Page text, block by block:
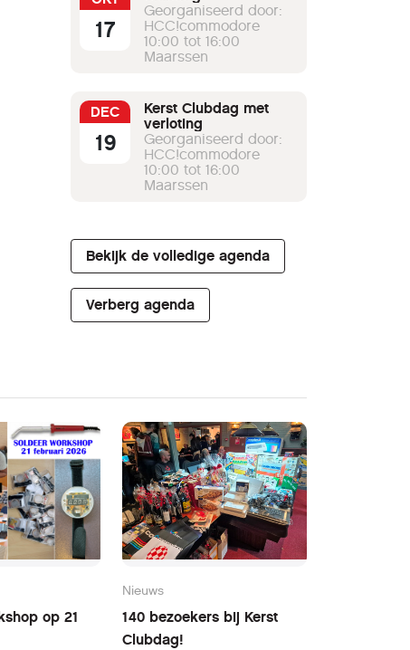
17
Georganiseerd door:
HCC!commodore
10:00 tot 16:00
Maarssen
DEC
19
Kerst Clubdag met
verloting
Georganiseerd door:
HCC!commodore
10:00 tot 16:00
Maarssen
Bekijk de volledige agenda
Verberg agenda
op 21
Nieuws
140 bezoekers bij Kerst
Clubdag!